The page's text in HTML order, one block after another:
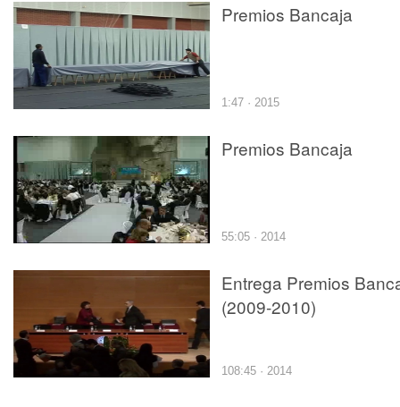
Premios Bancaja
1:47 · 2015
Premios Bancaja
55:05 · 2014
Entrega Premios
(2009-2010)
108:45 · 2014